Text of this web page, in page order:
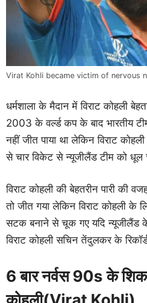
Virat Kohli became victim of nervous
धर्मशाला के मैदान में विराट कोहली
2003 के वर्ल्ड कप के बाद भारतीय
नहीं जीत पाया था लेकिन विराट
से चार विकेट से न्यूजीलैंड टीम को धूल
विराट कोहली की बेहतरीन पारी की
तो जीत गया लेकिन विराट कोहली के
सटक बनाने से चूक गए यदि न्यूजीलैंड
विराट कोहली सचिन तेंदुलकर के
6 बार नर्वस 90s के